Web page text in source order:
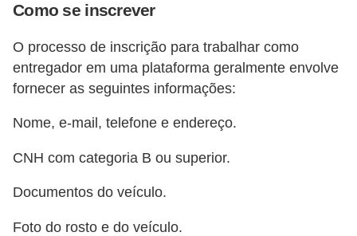
Como se inscrever
O processo de inscrição para trabalhar como
entregador em uma plataforma geralmente envolve
fornecer as seguintes informações:
Nome, e-mail, telefone e endereço.
CNH com categoria B ou superior.
Documentos do veículo.
Foto do rosto e do veículo.